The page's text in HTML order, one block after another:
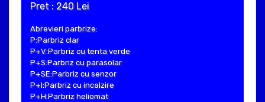
Pret : 240 Lei
Abrevieri parbrize:
P:Parbriz clar
P+V:Parbriz cu tenta verde
P+S:Parbriz cu parasolar
P+SE:Parbriz cu senzor
P+I:Parbriz cu incalzire
P+H:Parbriz heliomat